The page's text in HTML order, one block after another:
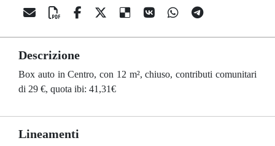
Descrizione
Box auto in Centro, con 12 m², chiuso, contributi comunitari
di 29 €, quota ibi: 41,31€
Lineamenti